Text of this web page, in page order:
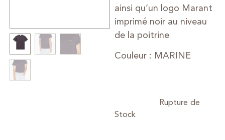
ainsi qu’un logo Marant
imprimé noir au niveau
de la poitrine
Couleur : MARINE